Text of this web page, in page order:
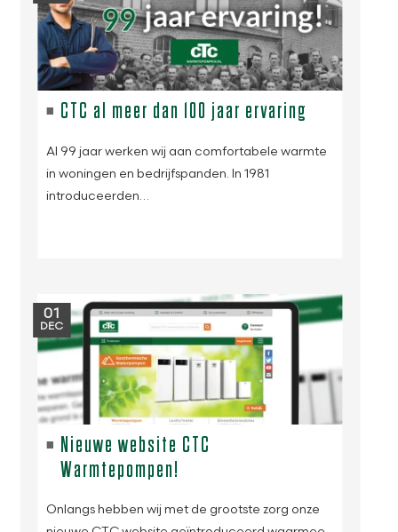
CTC al meer dan 100 jaar ervaring
Al 99 jaar werken wij aan comfortabele warmte
in woningen en bedrijfspanden. In 1981
introduceerden…
01
DEC
Nieuwe website CTC
Warmtepompen!
Onlangs hebben wij met de grootste zorg onze